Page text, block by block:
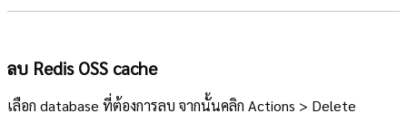
ลบ Redis OSS cache
เลือก database ที่ต้องการลบ จากนั้นคลิก Actions > Delete